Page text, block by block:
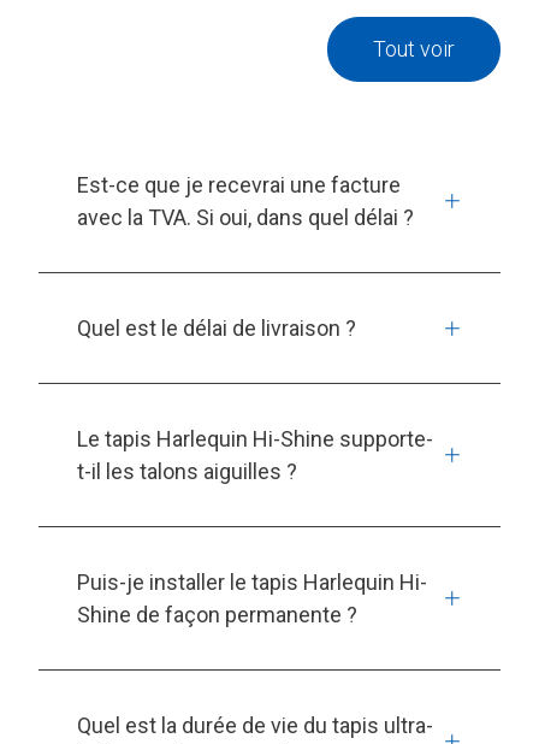
Tout voir
Est-ce que je recevrai une facture
avec la TVA. Si oui, dans quel délai ?
Quel est le délai de livraison ?
Le tapis Harlequin Hi-Shine supporte-
t-il les talons aiguilles ?
Puis-je installer le tapis Harlequin Hi-
Shine de façon permanente ?
Quel est la durée de vie du tapis ultra-